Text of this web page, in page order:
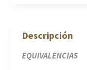
Descripción
EQUIVALENCIAS